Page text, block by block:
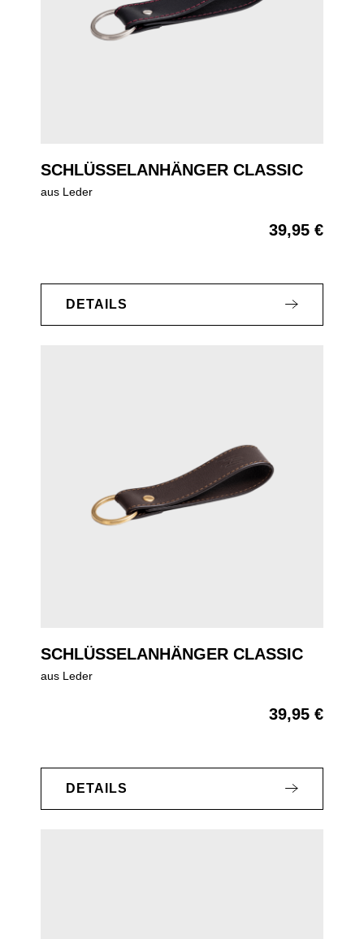
SCHLÜSSELANHÄNGER CLASSIC
aus Leder
39,95 €
DETAILS
SCHLÜSSELANHÄNGER CLASSIC
aus Leder
39,95 €
DETAILS